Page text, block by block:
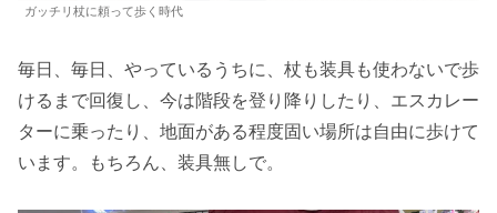
ガッチリ杖に頼って歩く時代
毎日、毎日、やっているうちに、杖も装具も使わないで歩
けるまで回復し、今は階段を登り降りしたり、エスカレー
ターに乗ったり、地面がある程度固い場所は自由に歩けて
います。もちろん、装具無しで。